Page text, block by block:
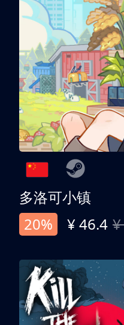
多洛可小镇
20%
¥ 46.4